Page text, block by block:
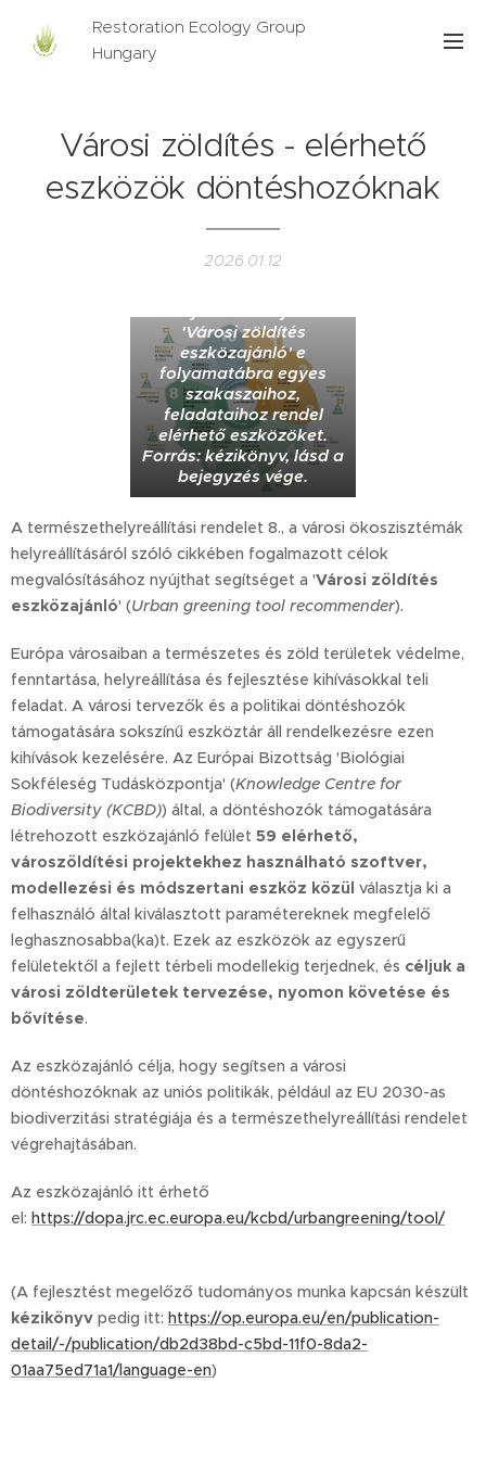
Restoration Ecology Group
Hungary
Városi zöldítés - elérhető
eszközök döntéshozóknak
2026.01.12
'Urban Nature Plans
zöldítési tervek tervezési
'Városi zöldítés
eszközajánló' e
folyamatábra egyes
szakaszaihoz,
feladataihoz rendel
elérhető eszközöket.
Forrás: kézikönyv, lásd a
bejegyzés vége.
A természethelyreállítási rendelet 8., a városi ökoszisztémák
helyreállításáról szóló cikkében fogalmazott célok
megvalósításához nyújthat segítséget a 'Városi zöldítés
eszközajánló' (Urban greening tool recommender).
Európa városaiban a természetes és zöld területek védelme,
fenntartása, helyreállítása és fejlesztése kihívásokkal teli
feladat. A városi tervezők és a politikai döntéshozók
támogatására sokszínű eszköztár áll rendelkezésre ezen
kihívások kezelésére. Az Európai Bizottság 'Biológiai
Sokféleség Tudásközpontja' (Knowledge Centre for
Biodiversity (KCBD)) által, a döntéshozók támogatására
létrehozott eszközajánló felület 59 elérhető,
városzöldítési projektekhez használható szoftver,
modellezési és módszertani eszköz közül választja ki a
felhasználó által kiválasztott paramétereknek megfelelő
leghasznosabba(ka)t. Ezek az eszközök az egyszerű
felületektől a fejlett térbeli modellekig terjednek, és céljuk a
városi zöldterületek tervezése, nyomon követése és
bővítése.
Az eszközajánló célja, hogy segítsen a városi
döntéshozóknak az uniós politikák, például az EU 2030-as
biodiverzitási stratégiája és a természethelyreállítási rendelet
végrehajtásában.
Az eszközajánló itt érhető
el: https://dopa.jrc.ec.europa.eu/kcbd/urbangreening/tool/
(A fejlesztést megelőző tudományos munka kapcsán készült
kézikönyv pedig itt: https://op.europa.eu/en/publication-
detail/-/publication/db2d38bd-c5bd-11f0-8da2-
01aa75ed71a1/language-en)